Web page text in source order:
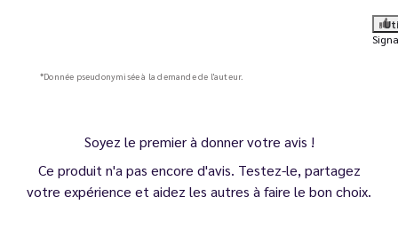
*Donnée pseudonymisée à la demande de l'auteur.
Soyez le premier à donner votre avis !
Ce produit n'a pas encore d'avis. Testez-le, partagez
votre expérience et aidez les autres à faire le bon choix.